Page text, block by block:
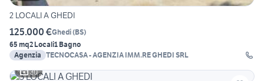
2 LOCALI A GHEDI
125.000 €Ghedi(BS)
65 mq2 Locali1 Bagno
Agenzia TECNOCASA - AGENZIA IMM.RE GHEDI SRL
30